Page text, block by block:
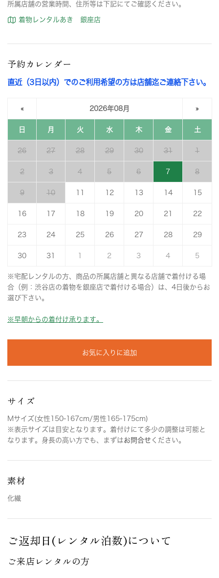
所属店舗の営業時間、住所等は下記にてご確認ください。
着物レンタルあき 銀座店
予約カレンダー
直近（3日以内）でのご利用希望の方は店舗迄ご連絡下さい。
« 2026年08月 »
日 月 火 水 木 金 土
26 27 28 29 30 31 1
2 3 4 5 6 7 8
9 10 12 13 14 15
16 17 18 19 20 21 22
23 24 25 26 27 28 29
30 31 2 3 4 5
※宅配レンタルの方、商品の所属店舗と異なる店舗で着付ける場
合（例：渋谷店の着物を銀座店で着付ける場合）は、4日後からお
選び下さい。
※早朝からの着付け承ります。
お気に入りに追加
サイズ
Mサイズ(女性150-167cm/男性165-175cm)
※表示サイズは目安となります。着付けにて多少の調整は可能と
なります。身長の高い方でも、まずはお問合せ ください。
素材
化繊
ご返却日(レンタル泊数)について
ご来店レンタルの方